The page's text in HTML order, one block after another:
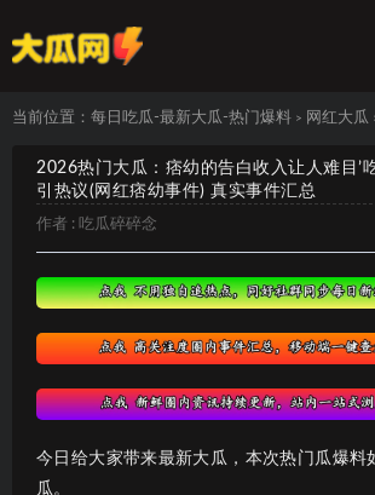
当前位置： 每日吃瓜-最新大瓜-热门爆料 > 网红大瓜
2026热门大瓜：痞幼的告白收入让人难目’
引热议(网红痞幼事件) 真实事件汇总
作者 : 吃瓜碎碎念
今日给大家带来最新大瓜，本次热门瓜爆料
瓜。